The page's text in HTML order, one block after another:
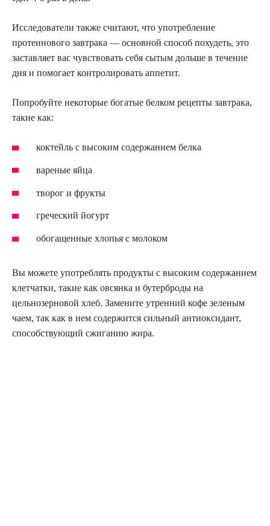
Исследователи также считают, что употребление
протеинового завтрака — основной способ похудеть, это
заставляет вас чувствовать себя сытым дольше в течение
дня и помогает контролировать аппетит.
Попробуйте некоторые богатые белком рецепты завтрака,
такие как:
коктейль с высоким содержанием белка
вареные яйца
творог и фрукты
греческий йогурт
обогащенные хлопья с молоком
Вы можете употреблять продукты с высоким содержанием
клетчатки, такие как овсянка и бутерброды на
цельнозерновой хлеб. Замените утренний кофе зеленым
чаем, так как в нем содержится сильный антиоксидант,
способствующий сжиганию жира.